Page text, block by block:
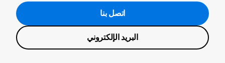
اتصل بنا
البريد الإلكتروني